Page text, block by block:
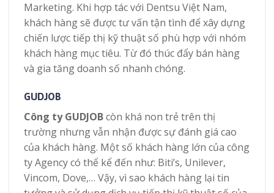
Marketing. Khi hợp tác với Dentsu Việt Nam,
khách hàng sẽ được tư vấn tận tình để xây dựng
chiến lược tiếp thị kỹ thuật số phù hợp với nhóm
khách hàng mục tiêu. Từ đó thúc đẩy bán hàng
và gia tăng doanh số nhanh chóng.
GUDJOB
Công ty GUDJOBcòn khá non trẻ trên thị
trường nhưng vẫn nhận được sự đánh giá cao
của khách hàng. Một số khách hàng lớn của công
ty Agency có thể kể đến như: Biti’s, Unilever,
Vincom, Dove,… Vậy, vì sao khách hàng lại tin